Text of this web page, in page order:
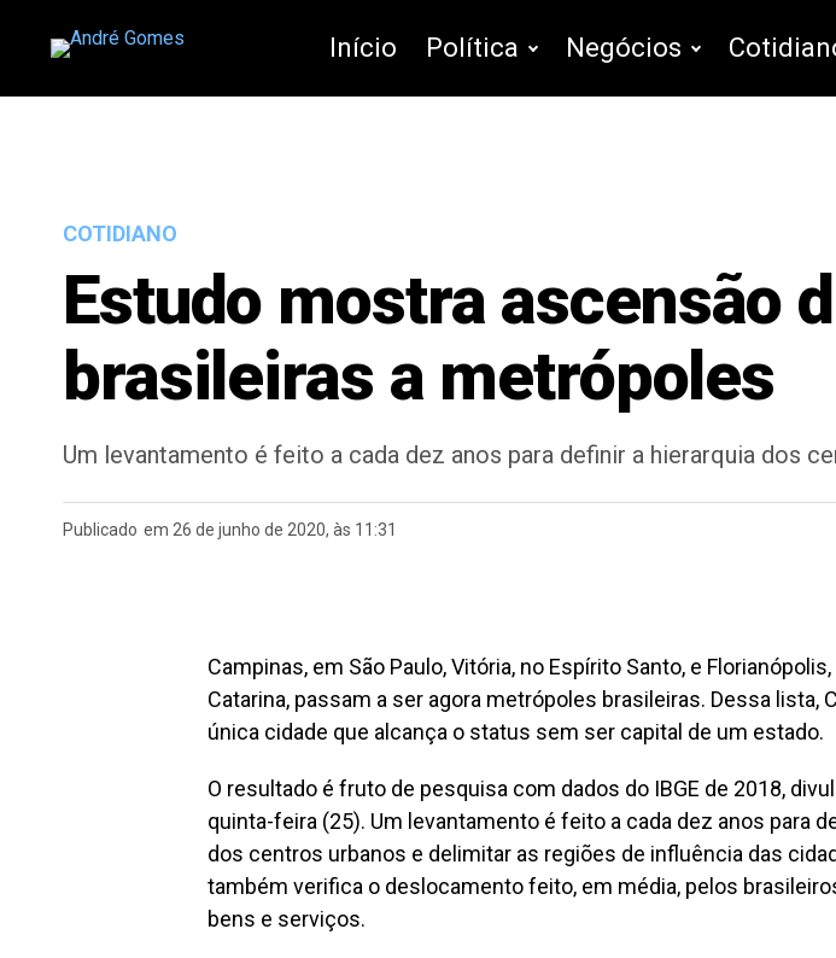
Início Política Negócios
COTIDIANO
Estudo mostra ascensão
brasileiras a metrópoles
Um levantamento é feito a cada dez anos para definir a hierarquia dos
Publicado em 26 de junho de 2020, às 11:31
Campinas, em São Paulo, Vitória, no Espírito Santo, e
Catarina, passam a ser agora metrópoles brasileiras. Dessa lista,
única cidade que alcança o status sem ser capital de um estado.
O resultado é fruto de pesquisa com dados do IBGE de 2018,
quinta-feira (25). Um levantamento é feito a cada dez anos para
dos centros urbanos e delimitar as regiões de influência das
também verifica o deslocamento feito, em média, pelos
bens e serviços.